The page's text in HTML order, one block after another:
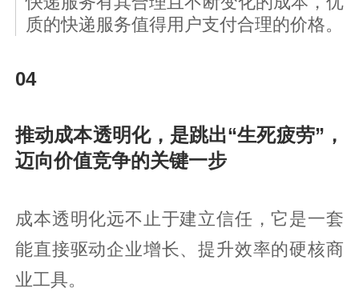
质的快递服务值得用户支付合理的价格。
04
推动成本透明化，是跳出“生死疲劳”，
迈向价值竞争的关键一步
成本透明化远不止于建立信任，它是一套
能直接驱动企业增长、提升效率的硬核商
业工具。